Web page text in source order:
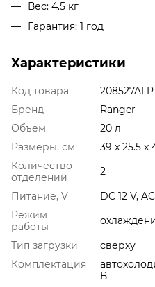
Вес: 4.5 кг
Гарантия: 1 год
Характеристики
Код товара
208527ALP
Бренд
Ranger
Объем
20 л
Размеры, см
39 x 25.5 x
Количество
отделений
2
Питание, V
DC 12 V,
Режим
работы
Тип загрузки
сверху
Комплектация
В